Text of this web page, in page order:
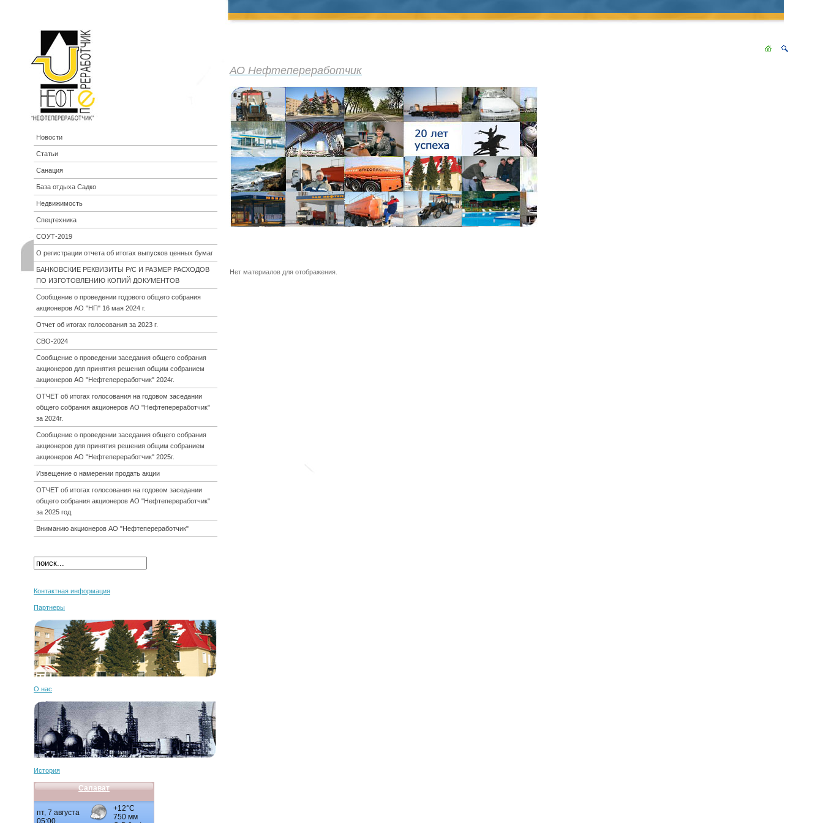
Новости
Статьи
Санация
База отдыха Садко
Недвижимость
Спецтехника
СОУТ-2019
О регистрации отчета об итогах выпусков ценных бумаг
БАНКОВСКИЕ РЕКВИЗИТЫ Р/С И РАЗМЕР РАСХОДОВ
ПО ИЗГОТОВЛЕНИЮ КОПИЙ ДОКУМЕНТОВ
Сообщение о проведении годового общего собрания
акционеров АО "НП" 16 мая 2024 г.
Отчет об итогах голосования за 2023 г.
СВО-2024
Сообщение о проведении заседания общего собрания
акционеров для принятия решения общим собранием
акционеров АО "Нефтепереработчик" 2024г.
ОТЧЕТ об итогах голосования на годовом заседании
общего собрания акционеров АО "Нефтепереработчик"
за 2024г.
Сообщение о проведении заседания общего собрания
акционеров для принятия решения общим собранием
акционеров АО "Нефтепереработчик" 2025г.
Извещение о намерении продать акции
ОТЧЕТ об итогах голосования на годовом заседании
общего собрания акционеров АО "Нефтепереработчик"
за 2025 год
Вниманию акционеров АО "Нефтепереработчик"
Контактная информация
Партнеры
О нас
История
Салават
АО Нефтепереработчик
Нет материалов для отображения.